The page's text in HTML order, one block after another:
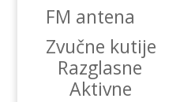
FM antena
Zvučne kutije
Razglasne
Aktivne